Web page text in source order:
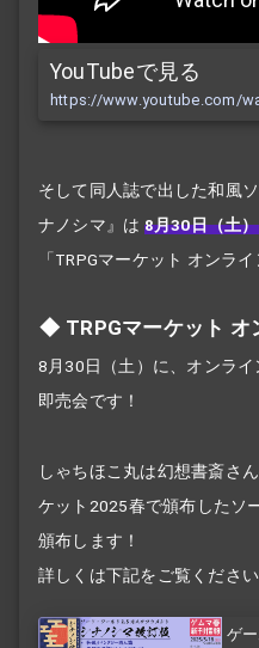
YouTubeで見る
https://www.youtube.com/
そして同人誌で出した和風
ナノシマ』は 8月30日（土）
「TRPGマーケット オンラ
TRPGマーケット オ
8月30日（土）に、オンライ
即売会です！
しゃちほこ丸は幻想書斎さ
ケット2025春で頒布したソ
頒布します！
詳しくは下記をご覧ください
ゲ